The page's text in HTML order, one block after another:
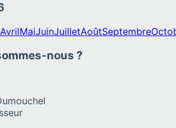
AvrilMaiJuinJuilletAoûtSeptembre
nous ?